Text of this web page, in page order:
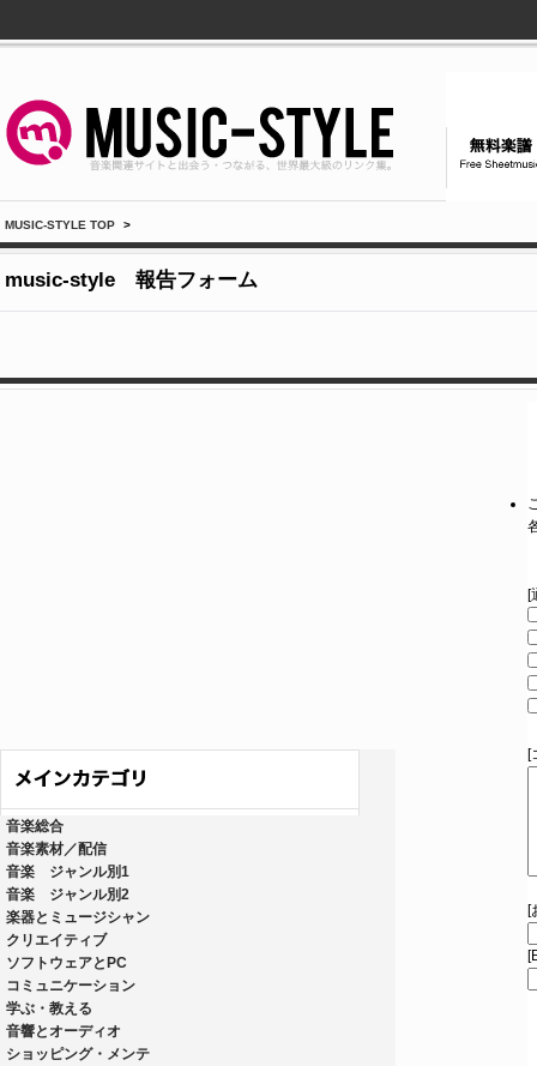
MUSIC-STYLE TOP >
music-style 報告フォーム
音楽総合
音楽素材／配信
音楽 ジャンル別1
音楽 ジャンル別2
楽器とミュージシャン
クリエイティブ
ソフトウェアとPC
コミュニケーション
学ぶ・教える
音響とオーディオ
ショッピング・メンテ
[
[
[